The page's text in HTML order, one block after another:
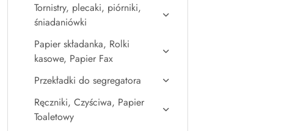
Tornistry, plecaki, piórniki,
śniadaniówki
Papier składanka, Rolki
kasowe, Papier Fax
Przekładki do segregatora
Ręczniki, Czyściwa, Papier
Toaletowy